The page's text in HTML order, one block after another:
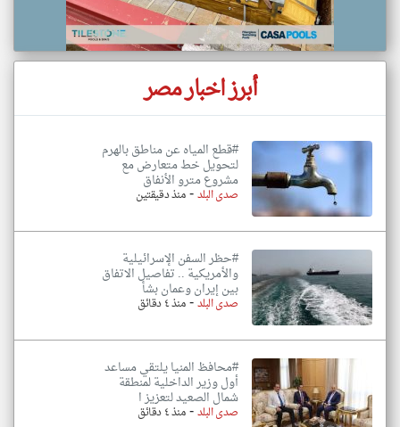
أبرز اخبار مصر
#قطع المياه عن مناطق بالهرم
لتحويل خط متعارض مع
مشروع مترو الأنفاق
صدى البلد-منذ دقيقتين
#حظر السفن الإسرائيلية
والأمريكية .. تفاصيل الاتفاق
بين إيران وعمان بشأ
صدى البلد-منذ ٤ دقائق
#محافظ المنيا يلتقي مساعد
أول وزير الداخلية لمنطقة
شمال الصعيد لتعزيز ا
صدى البلد-منذ ٤ دقائق